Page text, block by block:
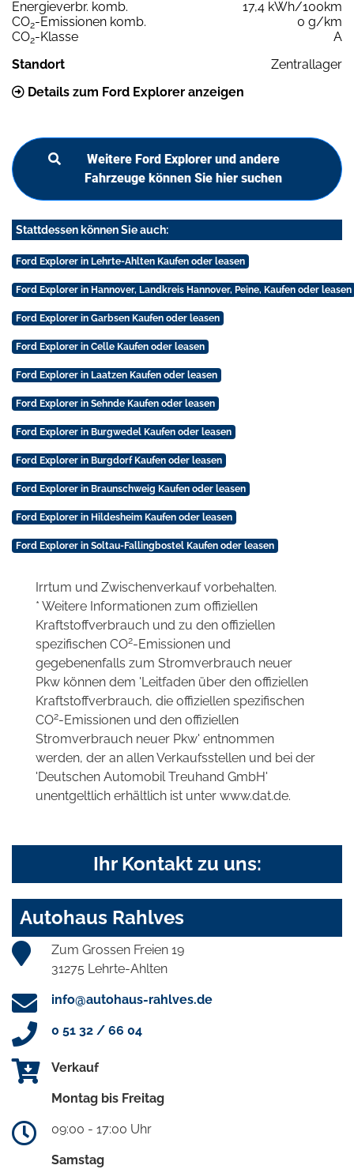
Energieverbr. komb.
17,4 kWh/100km
CO2-Emissionen komb.
0 g/km
CO2-Klasse
A
Standort
Zentrallager
Details zum Ford Explorer anzeigen
Weitere Ford Explorer und andere
Fahrzeuge können Sie hier suchen
Stattdessen können Sie auch:
Ford Explorer in Lehrte-Ahlten Kaufen oder leasen
Ford Explorer in Hannover, Landkreis Hannover, Peine, Kaufen oder leasen
Ford Explorer in Garbsen Kaufen oder leasen
Ford Explorer in Celle Kaufen oder leasen
Ford Explorer in Laatzen Kaufen oder leasen
Ford Explorer in Sehnde Kaufen oder leasen
Ford Explorer in Burgwedel Kaufen oder leasen
Ford Explorer in Burgdorf Kaufen oder leasen
Ford Explorer in Braunschweig Kaufen oder leasen
Ford Explorer in Hildesheim Kaufen oder leasen
Ford Explorer in Soltau-Fallingbostel Kaufen oder leasen
Irrtum und Zwischenverkauf vorbehalten.
* Weitere Informationen zum offiziellen
Kraftstoffverbrauch und zu den offiziellen
spezifischen CO2-Emissionen und
gegebenenfalls zum Stromverbrauch neuer
Pkw können dem 'Leitfaden über den offiziellen
Kraftstoffverbrauch, die offiziellen spezifischen
CO2-Emissionen und den offiziellen
Stromverbrauch neuer Pkw' entnommen
werden, der an allen Verkaufsstellen und bei der
'Deutschen Automobil Treuhand GmbH'
unentgeltlich erhältlich ist unter www.dat.de.
Ihr Kontakt zu uns:
Autohaus Rahlves
Zum Grossen Freien 19
31275 Lehrte-Ahlten
info@autohaus-rahlves.de
0 51 32 / 66 04
Verkauf
Montag bis Freitag
09:00 - 17:00 Uhr
Samstag